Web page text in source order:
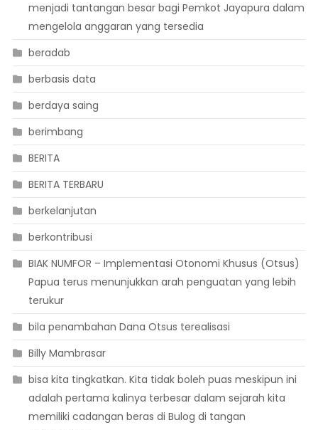
menjadi tantangan besar bagi Pemkot Jayapura dalam
mengelola anggaran yang tersedia
beradab
berbasis data
berdaya saing
berimbang
BERITA
BERITA TERBARU
berkelanjutan
berkontribusi
BIAK NUMFOR – Implementasi Otonomi Khusus (Otsus)
Papua terus menunjukkan arah penguatan yang lebih
terukur
bila penambahan Dana Otsus terealisasi
Billy Mambrasar
bisa kita tingkatkan. Kita tidak boleh puas meskipun ini
adalah pertama kalinya terbesar dalam sejarah kita
memiliki cadangan beras di Bulog di tangan